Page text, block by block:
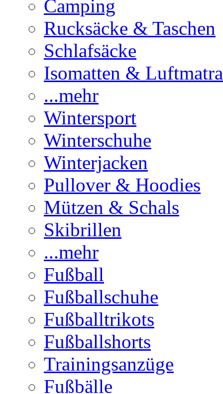
Camping
Rucksäcke & Taschen
Schlafsäcke
Isomatten &
...mehr
Wintersport
Winterschuhe
Winterjacken
Pullover & Hoodies
Mützen & Schals
Skibrillen
...mehr
Fußball
Fußballschuhe
Fußballtrikots
Fußballshorts
Trainingsanzüge
Fußbälle